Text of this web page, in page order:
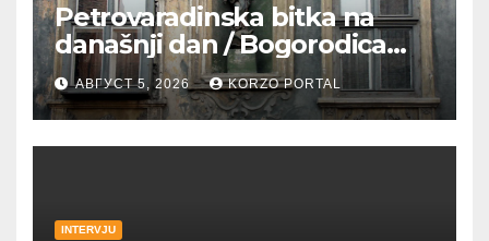
Petrovaradinska bitka na
današnji dan / Bogorodica
pobednica u
petrovaradinskom Podgrađu
АВГУСТ 5, 2026 KORZO PORTAL
INTERVJU